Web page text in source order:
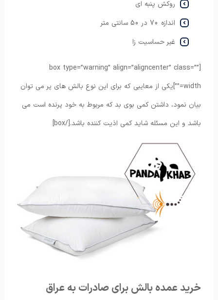
روکش پنبه ای
اندازه 70 در 50 سانتی متر
غیر حساسیت زا
[box type=”warning” align=”aligncenter” class=””
width=””]یکی از معایبی که برای این نوع بالش های پر می توان
بیان نمود، داشتن کمی بوی بد که مربوط به خود پرنده است می
باشد و این مسئله شاید کمی اذیت کننده باشد.[/box]
خرید عمده بالش برای صادرات به عراق